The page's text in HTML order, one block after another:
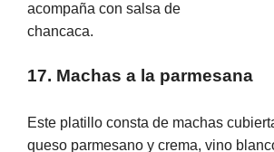
acompaña con salsa de
chancaca.
17. Machas a la parmesana
Este platillo consta de machas
queso parmesano y crema, vino